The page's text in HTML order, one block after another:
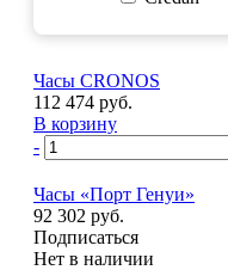
Часы CRONOS
112 474 руб.
В корзину
-
Часы «Порт Генуи»
92 302 руб.
Подписаться
Нет в наличии